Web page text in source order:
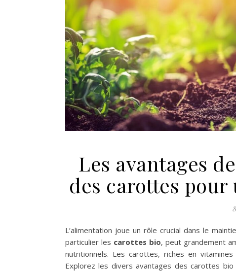
Les avantages
des carottes
L’alimentation joue un rôle crucial dans le
particulier les carottes bio, peut grandement
nutritionnels. Les carottes, riches en
Explorez les divers avantages des carottes